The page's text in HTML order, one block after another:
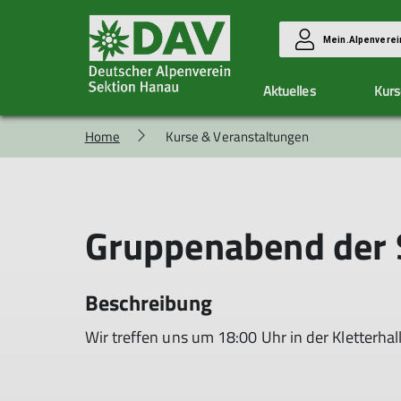
Aktuelles
Aktuelle Berichte Ausbildung & Touren
Anmeldung
Allgemeine Bedingungen
Unsere Gruppen
Klimaschutzteam
Wandergruppe
Seilschaft Hanau
Kletterzentrum Hanau
Vorteile Mitglied werden
Home Kurse & Veranstaltungen
Gruppenabend
Beschreibung
Wir treffen uns um 18:00 Uhr in der